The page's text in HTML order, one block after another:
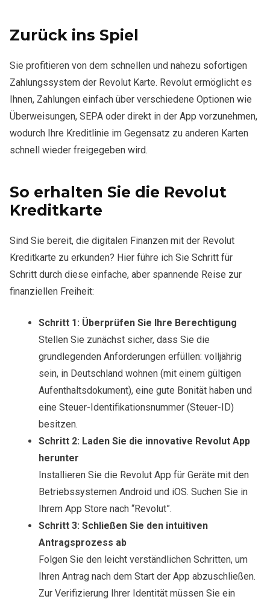
Zurück ins Spiel
Sie profitieren von dem schnellen und nahezu sofortigen
Zahlungssystem der Revolut Karte. Revolut ermöglicht es
Ihnen, Zahlungen einfach über verschiedene Optionen wie
Überweisungen, SEPA oder direkt in der App vorzunehmen,
wodurch Ihre Kreditlinie im Gegensatz zu anderen Karten
schnell wieder freigegeben wird.
So erhalten Sie die Revolut
Kreditkarte
Sind Sie bereit, die digitalen Finanzen mit der Revolut
Kreditkarte zu erkunden? Hier führe ich Sie Schritt für
Schritt durch diese einfache, aber spannende Reise zur
finanziellen Freiheit:
Schritt 1: Überprüfen Sie Ihre Berechtigung
Stellen Sie zunächst sicher, dass Sie die
grundlegenden Anforderungen erfüllen: volljährig
sein, in Deutschland wohnen (mit einem gültigen
Aufenthaltsdokument), eine gute Bonität haben und
eine Steuer-Identifikationsnummer (Steuer-ID)
besitzen.
Schritt 2: Laden Sie die innovative Revolut App
herunter
Installieren Sie die Revolut App für Geräte mit den
Betriebssystemen Android und iOS. Suchen Sie in
Ihrem App Store nach “Revolut”.
Schritt 3: Schließen Sie den intuitiven
Antragsprozess ab
Folgen Sie den leicht verständlichen Schritten, um
Ihren Antrag nach dem Start der App abzuschließen.
Zur Verifizierung Ihrer Identität müssen Sie ein